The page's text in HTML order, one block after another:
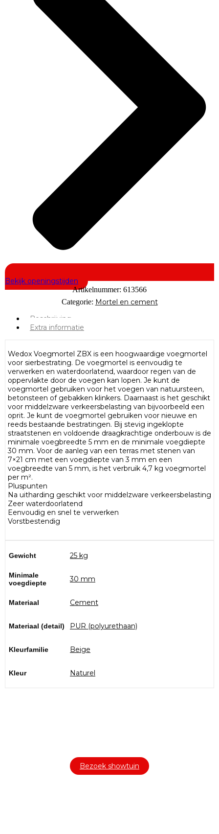
Bekijk openingstijden
Artikelnummer: 613566
Categorie: Mortel en cement
Beschrijving
Extra informatie
Wedox Voegmortel ZBX is een hoogwaardige voegmortel
voor sierbestrating. De voegmortel is eenvoudig te
verwerken en waterdoorlatend, waardoor regen van de
oppervlakte door de voegen kan lopen. Je kunt de
voegmortel gebruiken voor het voegen van natuursteen,
betonsteen of gebakken klinkers. Daarnaast is het geschikt
voor middelzware verkeersbelasting van bijvoorbeeld een
oprit. Je kunt de voegmortel gebruiken voor nieuwe en
reeds bestaande bestratingen. Bij stevig ingeklopte
straatstenen en voldoende draagkrachtige onderbouw is de
minimale voegbreedte 5 mm en de minimale voegdiepte
30 mm. Voor de aanleg van een terras met stenen van
7×21 cm met een voegdiepte van 3 mm en een
voegbreedte van 5 mm, is het verbruik 4,7 kg voegmortel
per m².
Pluspunten
Na uitharding geschikt voor middelzware verkeersbelasting
Zeer waterdoorlatend
Eenvoudig en snel te verwerken
Vorstbestendig
Gewicht 25 kg
Minimale
voegdiepte
30 mm
Materiaal Cement
Materiaal (detail) PUR (polyurethaan)
Kleurfamilie Beige
Kleur Naturel
Bezoek showtuin